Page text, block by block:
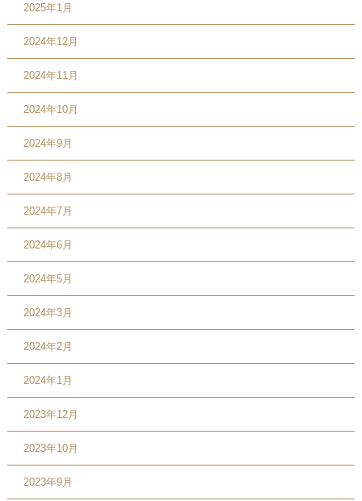
2025年1月
2024年12月
2024年11月
2024年10月
2024年9月
2024年8月
2024年7月
2024年6月
2024年5月
2024年3月
2024年2月
2024年1月
2023年12月
2023年10月
2023年9月